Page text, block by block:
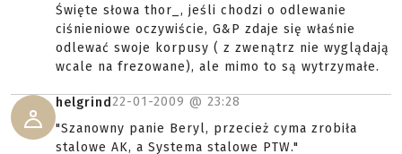
Święte słowa thor_, jeśli chodzi o odlewanie
ciśnieniowe oczywiście, G&P zdaje się właśnie
odlewać swoje korpusy ( z zwenątrz nie wyglądają
wcale na frezowane), ale mimo to są wytrzymałe.
helgrind22-01-2009 @ 23:28
"Szanowny panie Beryl, przecież cyma zrobiła
stalowe AK, a Systema stalowe PTW."